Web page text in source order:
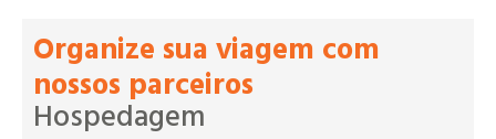
Organize sua viagem com
nossos parceiros
Hospedagem